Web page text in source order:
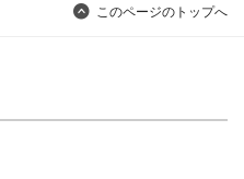
このページのトップへ